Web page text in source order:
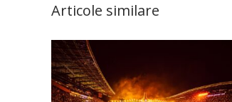
Articole similare